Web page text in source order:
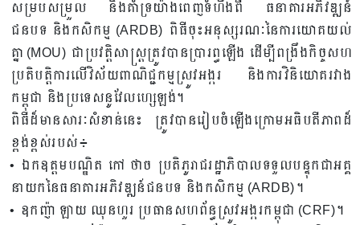
សម្របសម្រួល និងគាំទ្រយ៉ាងពេញទំហឹងពី ធនាគារអភិវឌ្ឍន៍
ជនបទ និងកសិកម្ម (ARDB) ពិធីចុះអនុស្សរណៈនៃការយោគយល់
គ្នា (MOU) ជាប្រវត្តិសាស្ត្រត្រូវបានប្រារព្ធឡើង ដើម្បីពង្រឹងកិច្ចសហ
ប្រតិបត្តិការលើវិស័យពាណិជ្ជកម្មស្រូវអង្ករ និងការវិនិយោគរវាង
កម្ពុជា និងប្រទេសនូវែលហ្សេឡង់។
ពិធីដ៏មានសារៈសំខាន់នេះ ត្រូវបានរៀបចំឡើងក្រោមអធិបតីភាពដ៏
ខ្ពង់ខ្ពស់របស់៖
• ឯកឧត្តមបណ្ឌិត កៅ ថាច ប្រតិភូរាជរដ្ឋាភិបាលទទួលបន្ទុកជាអគ្គ
នាយកនៃធនាគារអភិវឌ្ឍន៍ជនបទ និងកសិកម្ម (ARDB)។
• ឧកញ៉ា ឡាយ ឈុនហួរ ប្រធានសហព័ន្ធស្រូវអង្ករកម្ពុជា (CRF)។